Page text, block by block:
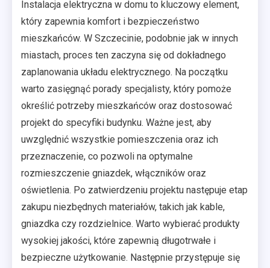
Instalacja elektryczna w domu to kluczowy element,
który zapewnia komfort i bezpieczeństwo
mieszkańców. W Szczecinie, podobnie jak w innych
miastach, proces ten zaczyna się od dokładnego
zaplanowania układu elektrycznego. Na początku
warto zasięgnąć porady specjalisty, który pomoże
określić potrzeby mieszkańców oraz dostosować
projekt do specyfiki budynku. Ważne jest, aby
uwzględnić wszystkie pomieszczenia oraz ich
przeznaczenie, co pozwoli na optymalne
rozmieszczenie gniazdek, włączników oraz
oświetlenia. Po zatwierdzeniu projektu następuje etap
zakupu niezbędnych materiałów, takich jak kable,
gniazdka czy rozdzielnice. Warto wybierać produkty
wysokiej jakości, które zapewnią długotrwałe i
bezpieczne użytkowanie. Następnie przystępuje się